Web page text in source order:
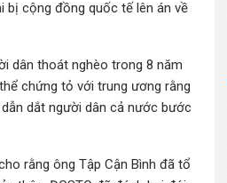
bị cộng đồng quốc tế lên án về
dân thoát nghèo trong 8 năm
chứng tỏ với trung ương rằng
dắt người dân cả nước bước
rằng ông Tập Cận Bình đã tổ